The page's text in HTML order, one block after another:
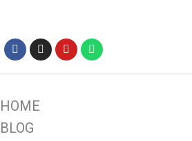
HOME
BLOG